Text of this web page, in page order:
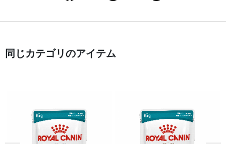
同じカテゴリのアイテム